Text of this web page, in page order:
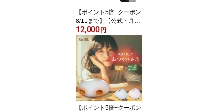
トドア レジャー 小型 予
備電源
【ポイント5倍+クーポン
8/11まで】【公式・月間
優良ショップ受賞】 M-W
ORKS 高圧洗浄機 コード
レス 充電式 ポータブル
ハンディ クリーナー 6in
1 ノズル 多機能 噴射 強
力 洗車 外壁 掃除 ベラン
ダ 網戸 窓 お風呂 浴室 泥
汚れ 落とし 軽量 最大70
分連続稼働 PSE認証
12,000円
【ポイント5倍+クーポン